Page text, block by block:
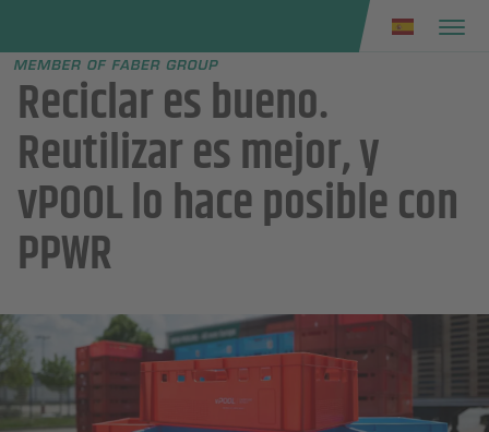
menu
Reciclar es bueno.
Reutilizar es mejor, y
vPOOL lo hace posible con
PPWR